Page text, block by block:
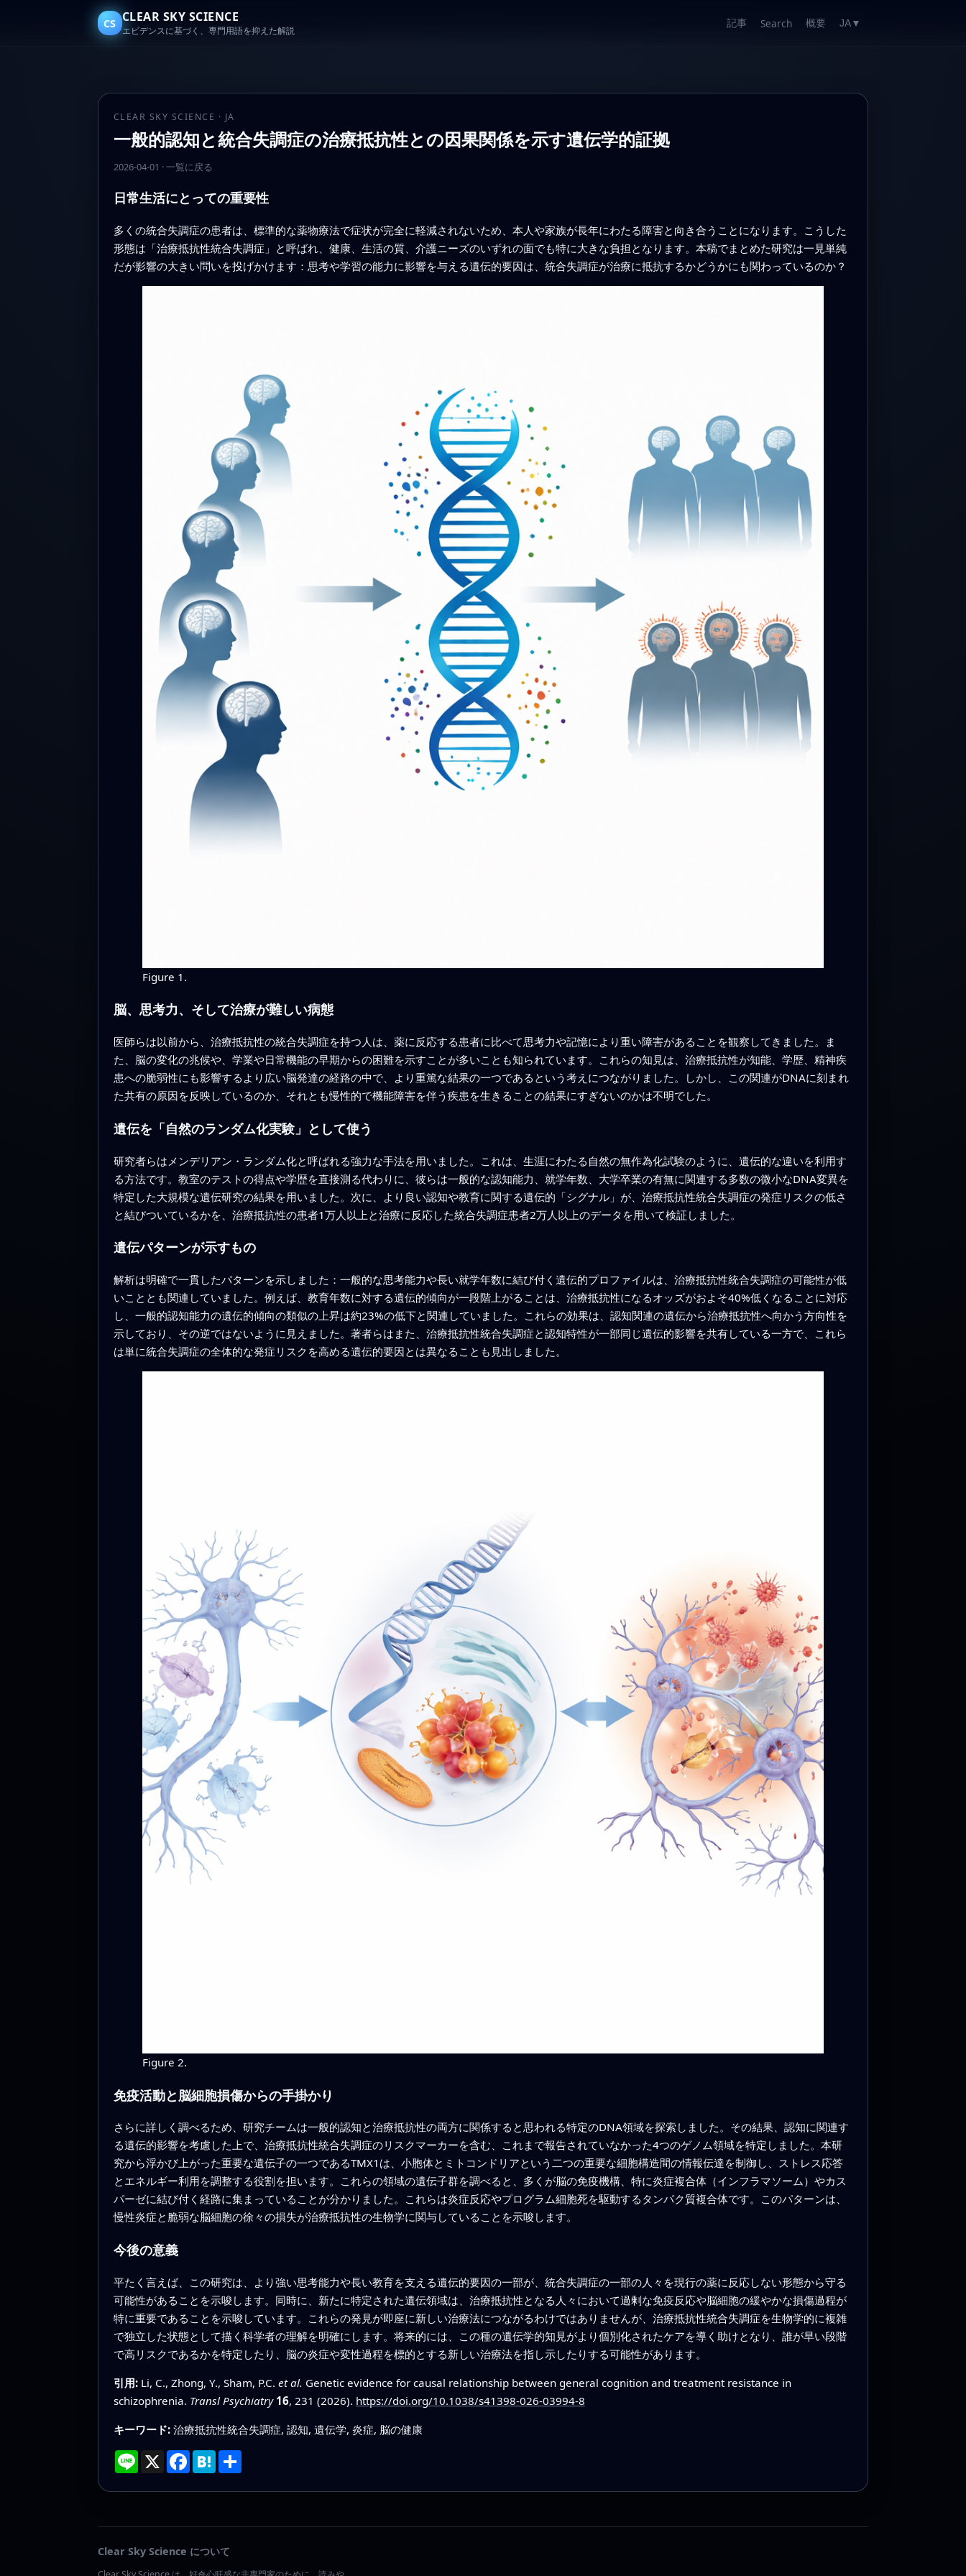
CS CLEAR SKY SCIENCE
エビデンスに基づく、専門用語を抑えた解説
記事 Search 概要 JA ▼
CLEAR SKY SCIENCE · JA
一般的認知と統合失調症の治療抵抗性との因果関係を示す遺伝学的証拠
2026-04-01 · 一覧に戻る
日常生活にとっての重要性
多くの統合失調症の患者は、標準的な薬物療法で症状が完全に軽減されないため、本人や家族が長年にわたる障害と向き合うことになります。こうした
形態は「治療抵抗性統合失調症」と呼ばれ、健康、生活の質、介護ニーズのいずれの面でも特に大きな負担となります。本稿でまとめた研究は一見単純
だが影響の大きい問いを投げかけます：思考や学習の能力に影響を与える遺伝的要因は、統合失調症が治療に抵抗するかどうかにも関わっているのか？
Figure 1.
脳、思考力、そして治療が難しい病態
医師らは以前から、治療抵抗性の統合失調症を持つ人は、薬に反応する患者に比べて思考力や記憶により重い障害があることを観察してきました。ま
た、脳の変化の兆候や、学業や日常機能の早期からの困難を示すことが多いことも知られています。これらの知見は、治療抵抗性が知能、学歴、精神疾
患への脆弱性にも影響するより広い脳発達の経路の中で、より重篤な結果の一つであるという考えにつながりました。しかし、この関連がDNAに刻まれ
た共有の原因を反映しているのか、それとも慢性的で機能障害を伴う疾患を生きることの結果にすぎないのかは不明でした。
遺伝を「自然のランダム化実験」として使う
研究者らはメンデリアン・ランダム化と呼ばれる強力な手法を用いました。これは、生涯にわたる自然の無作為化試験のように、遺伝的な違いを利用す
る方法です。教室のテストの得点や学歴を直接測る代わりに、彼らは一般的な認知能力、就学年数、大学卒業の有無に関連する多数の微小なDNA変異を
特定した大規模な遺伝研究の結果を用いました。次に、より良い認知や教育に関する遺伝的「シグナル」が、治療抵抗性統合失調症の発症リスクの低さ
と結びついているかを、治療抵抗性の患者1万人以上と治療に反応した統合失調症患者2万人以上のデータを用いて検証しました。
遺伝パターンが示すもの
解析は明確で一貫したパターンを示しました：一般的な思考能力や長い就学年数に結び付く遺伝的プロファイルは、治療抵抗性統合失調症の可能性が低
いこととも関連していました。例えば、教育年数に対する遺伝的傾向が一段階上がることは、治療抵抗性になるオッズがおよそ40%低くなることに対応
し、一般的認知能力の遺伝的傾向の類似の上昇は約23%の低下と関連していました。これらの効果は、認知関連の遺伝から治療抵抗性へ向かう方向性を
示しており、その逆ではないように見えました。著者らはまた、治療抵抗性統合失調症と認知特性が一部同じ遺伝的影響を共有している一方で、これら
は単に統合失調症の全体的な発症リスクを高める遺伝的要因とは異なることも見出しました。
Figure 2.
免疫活動と脳細胞損傷からの手掛かり
さらに詳しく調べるため、研究チームは一般的認知と治療抵抗性の両方に関係すると思われる特定のDNA領域を探索しました。その結果、認知に関連す
る遺伝的影響を考慮した上で、治療抵抗性統合失調症のリスクマーカーを含む、これまで報告されていなかった4つのゲノム領域を特定しました。本研
究から浮かび上がった重要な遺伝子の一つであるTMX1は、小胞体とミトコンドリアという二つの重要な細胞構造間の情報伝達を制御し、ストレス応答
とエネルギー利用を調整する役割を担います。これらの領域の遺伝子群を調べると、多くが脳の免疫機構、特に炎症複合体（インフラマソーム）やカス
パーゼに結び付く経路に集まっていることが分かりました。これらは炎症反応やプログラム細胞死を駆動するタンパク質複合体です。このパターンは、
慢性炎症と脆弱な脳細胞の徐々の損失が治療抵抗性の生物学に関与していることを示唆します。
今後の意義
平たく言えば、この研究は、より強い思考能力や長い教育を支える遺伝的要因の一部が、統合失調症の一部の人々を現行の薬に反応しない形態から守る
可能性があることを示唆します。同時に、新たに特定された遺伝領域は、治療抵抗性となる人々において過剰な免疫反応や脳細胞の緩やかな損傷過程が
特に重要であることを示唆しています。これらの発見が即座に新しい治療法につながるわけではありませんが、治療抵抗性統合失調症を生物学的に複雑
で独立した状態として描く科学者の理解を明確にします。将来的には、この種の遺伝学的知見がより個別化されたケアを導く助けとなり、誰が早い段階
で高リスクであるかを特定したり、脳の炎症や変性過程を標的とする新しい治療法を指し示したりする可能性があります。
引用: Li, C., Zhong, Y., Sham, P.C. et al. Genetic evidence for causal relationship between general cognition and treatment resistance in
schizophrenia. Transl Psychiatry 16, 231 (2026). https://doi.org/10.1038/s41398-026-03994-8
キーワード: 治療抵抗性統合失調症, 認知, 遺伝学, 炎症, 脳の健康
Line X Facebook
Hatena
共
有
Clear Sky Science について